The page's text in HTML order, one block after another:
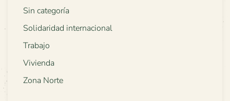
Sin categoría
Solidaridad internacional
Trabajo
Vivienda
Zona Norte